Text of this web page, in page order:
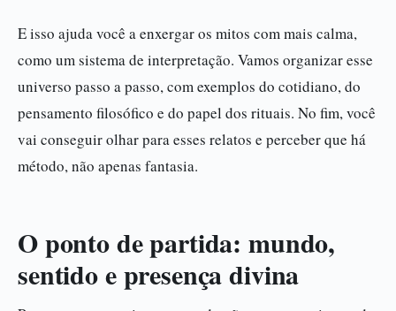
E isso ajuda você a enxergar os mitos com mais calma,
como um sistema de interpretação. Vamos organizar esse
universo passo a passo, com exemplos do cotidiano, do
pensamento filosófico e do papel dos rituais. No fim, você
vai conseguir olhar para esses relatos e perceber que há
método, não apenas fantasia.
O ponto de partida: mundo,
sentido e presença divina